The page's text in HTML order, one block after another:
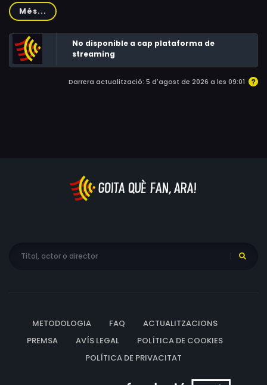
primer any d’universitat i després d’enamorar-se per
primera vegada del seu company de classe Edén,
desitja una llibertat que la mare i el pare no estan
disposats a oferir-li.
Més...
No disponible a cap plataforma de
streaming
Darrera actualització: 5 d'agost de 2026 a les 09:01
METODOLOGIA FAQ
ACTUALITZACIONS
PREMSA
AVÍS LEGAL
POLÍTICA DE COOKIES
POLÍTICA DE PRIVACITAT